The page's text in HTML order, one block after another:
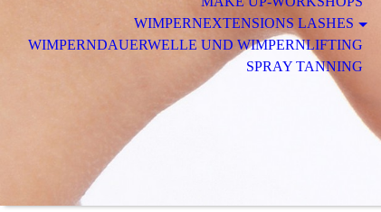
WIMPERNEXTENSIONS LASHES
WIMPERNDAUERWELLE UND WIMPERNLIFTING
SPRAY TANNING